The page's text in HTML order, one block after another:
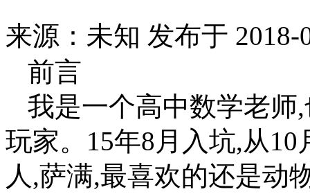
来源：未知 发布于
前言
我是一个高中数学老师
玩家。15年8月入坑,从
人,萨满,最喜欢的还是动